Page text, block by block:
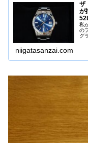
ザ
が
私
の
グ
niigatasanzai.com